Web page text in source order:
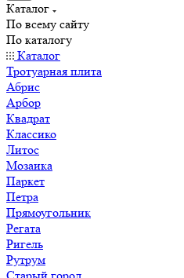
Каталог
По всему сайту
По каталогу
Каталог
Тротуарная плита
Абрис
Арбор
Квадрат
Классико
Литос
Мозаика
Паркет
Петра
Прямоугольник
Регата
Ригель
Рутрум